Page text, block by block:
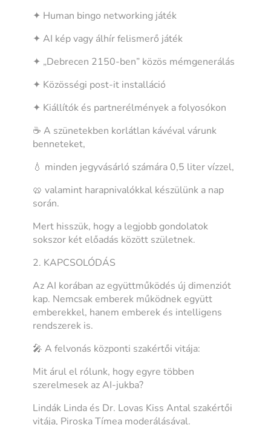
✦ Human bingo networking játék
✦ AI kép vagy álhír felismerő játék
✦ „Debrecen 2150-ben” közös mémgenerálás
✦ Közösségi post-it installáció
✦ Kiállítók és partnerélmények a folyosókon
☕ A szünetekben korlátlan kávéval várunk
benneteket,
💧 minden jegyvásárló számára 0,5 liter vízzel,
🥨 valamint harapnivalókkal készülünk a nap
során.
Mert hisszük, hogy a legjobb gondolatok
sokszor két előadás között születnek.
2. KAPCSOLÓDÁS
Az AI korában az együttműködés új dimenziót
kap. Nemcsak emberek működnek együtt
emberekkel, hanem emberek és intelligens
rendszerek is.
🎤 A felvonás központi szakértői vitája:
Mit árul el rólunk, hogy egyre többen
szerelmesek az AI-jukba?
Lindák Linda és Dr. Lovas Kiss Antal szakértői
vitája, Piroska Tímea moderálásával.